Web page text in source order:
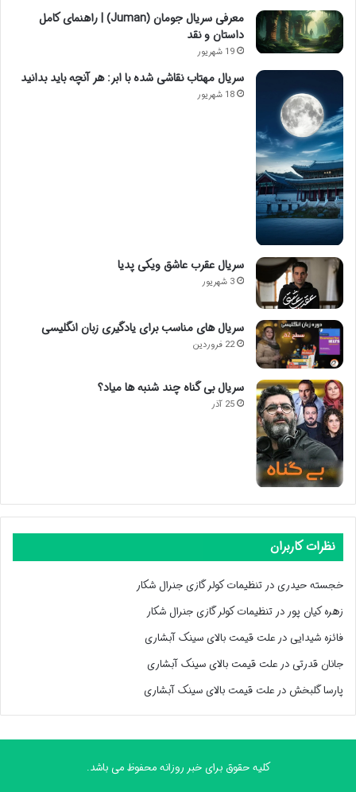
معرفی سریال جومان (Juman) | راهنمای کامل
داستان و نقد
19 شهریور
سریال مهتاب نقاشی شده با ابر: هر آنچه باید بدانید
18 شهریور
سریال عقرب عاشق ویکی پدیا
3 شهریور
سریال های مناسب برای یادگیری زبان انگلیسی
22 فروردین
سریال بی گناه چند شنبه ها میاد؟
25 آذر
نظرات کاربران
خجسته حیدریدر تنظیمات کولر گازی جنرال شکار
زهره کیان پور در تنظیمات کولر گازی جنرال شکار
فائزه شیداییدر علت قیمت بالای سینک آبشاری
جانان قدرتیدر علت قیمت بالای سینک آبشاری
پارسا گلبخش در علت قیمت بالای سینک آبشاری
کلیه حقوق برای خبر روزانه محفوظ می باشد.